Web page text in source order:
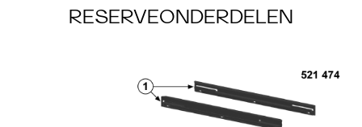
RESERVEONDERDELEN